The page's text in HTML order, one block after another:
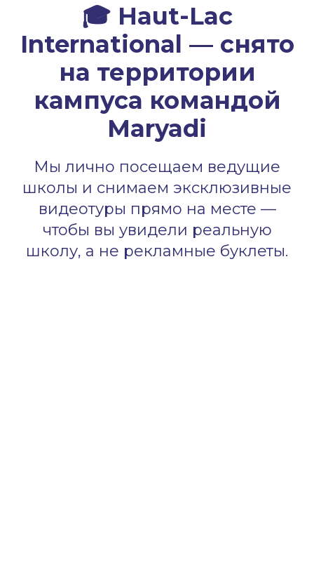
🎓 Haut-Lac
International — снято
на территории
кампуса командой
Maryadi
Мы лично посещаем ведущие
школы и снимаем эксклюзивные
видеотуры прямо на месте —
чтобы вы увидели реальную
школу, а не рекламные буклеты.